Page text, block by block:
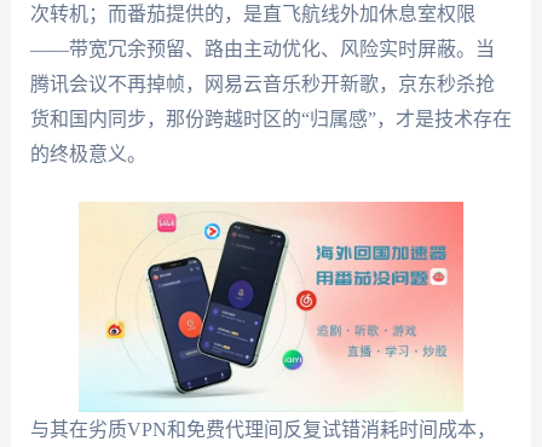
次转机；而番茄提供的，是直飞航线外加休息室权限
——带宽冗余预留、路由主动优化、风险实时屏蔽。当
腾讯会议不再掉帧，网易云音乐秒开新歌，京东秒杀抢
货和国内同步，那份跨越时区的“归属感”，才是技术存在
的终极意义。
与其在劣质VPN和免费代理间反复试错消耗时间成本，